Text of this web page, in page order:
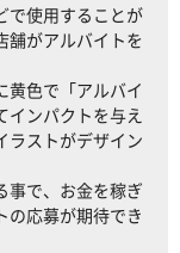
で使用することが
舗がアルバイトを
黄色で「アルバイ
インパクトを与え
ラストがデザイン
事で、お金を稼ぎ
の応募が期待でき